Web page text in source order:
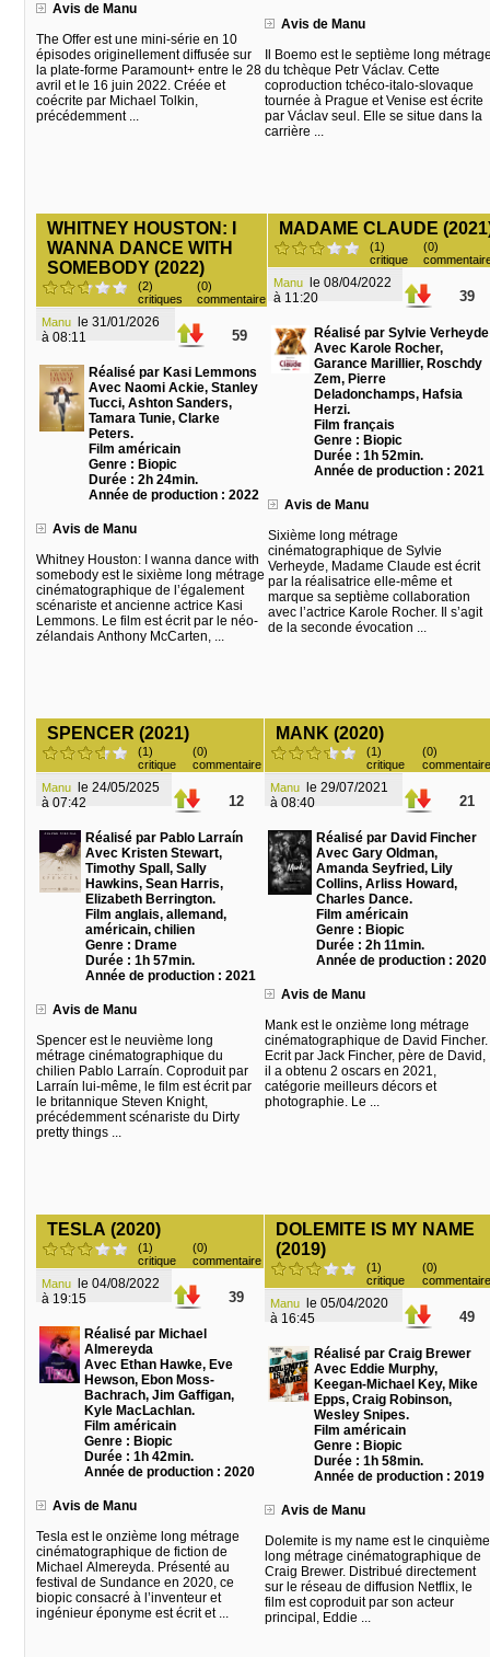
Avis de Manu
The Offer est une mini-série en 10
épisodes originellement diffusée sur
la plate-forme Paramount+ entre le 28
avril et le 16 juin 2022. Créée et
coécrite par Michael Tolkin,
précédemment ...
Avis de Manu
Il Boemo est le septième long
du tchèque Petr Václav. Cette
coproduction tchéco-italo-slovaque
tournée à Prague et Venise est écrite
par Václav seul. Elle se situe dans la
carrière ...
WHITNEY HOUSTON: I
WANNA DANCE WITH
SOMEBODY (2022)
(2)
critiques
(0)
commentaire
Manu
à 08:11
59
Réalisé par Kasi Lemmons
Avec Naomi Ackie, Stanley
Tucci, Ashton Sanders,
Tamara Tunie, Clarke
Peters.
Film américain
Genre : Biopic
Durée : 2h 24min.
Année de production : 2022
Avis de Manu
Whitney Houston: I wanna dance with
somebody est le sixième long métrage
cinématographique de l’également
scénariste et ancienne actrice Kasi
Lemmons. Le film est écrit par le néo-
zélandais Anthony McCarten, ...
MADAME CLAUDE
(1)
critique
(0)
Manu
à 11:20
39
Réalisé par Sylvie Verheyde
Avec Karole Rocher,
Garance Marillier, Roschdy
Zem, Pierre
Deladonchamps, Hafsia
Herzi.
Film français
Genre : Biopic
Durée : 1h 52min.
Année de production : 2021
Avis de Manu
Sixième long métrage
cinématographique de Sylvie
Verheyde, Madame Claude est écrit
par la réalisatrice elle-même et
marque sa septième collaboration
avec l’actrice Karole Rocher. Il s’agit
de la seconde évocation ...
SPENCER (2021)
(1)
critique
(0)
commentaire
Manu
à 07:42
12
Réalisé par Pablo Larraín
Avec Kristen Stewart,
Timothy Spall, Sally
Hawkins, Sean Harris,
Elizabeth Berrington.
Film anglais, allemand,
américain, chilien
Genre : Drame
Durée : 1h 57min.
Année de production : 2021
Avis de Manu
Spencer est le neuvième long
métrage cinématographique du
chilien Pablo Larraín. Coproduit par
Larraín lui-même, le film est écrit par
le britannique Steven Knight,
précédemment scénariste du Dirty
pretty things ...
MANK (2020)
(1)
critique
(0)
commentaire
Manu
à 08:40
21
Réalisé par David Fincher
Avec Gary Oldman,
Amanda Seyfried, Lily
Collins, Arliss Howard,
Charles Dance.
Film américain
Genre : Biopic
Durée : 2h 11min.
Année de production : 2020
Avis de Manu
Mank est le onzième long métrage
cinématographique de David Fincher.
Ecrit par Jack Fincher, père de David,
il a obtenu 2 oscars en 2021,
catégorie meilleurs décors et
photographie. Le ...
TESLA (2020)
(1)
critique
(0)
commentaire
Manu
à 19:15
39
Réalisé par Michael
Almereyda
Avec Ethan Hawke, Eve
Hewson, Ebon Moss-
Bachrach, Jim Gaffigan,
Kyle MacLachlan.
Film américain
Genre : Biopic
Durée : 1h 42min.
Année de production : 2020
Avis de Manu
Tesla est le onzième long métrage
cinématographique de fiction de
Michael Almereyda. Présenté au
festival de Sundance en 2020, ce
biopic consacré à l’inventeur et
ingénieur éponyme est écrit et ...
DOLEMITE IS MY NAME
(2019)
(1)
critique
(0)
commentaire
Manu
à 16:45
49
Réalisé par Craig Brewer
Avec Eddie Murphy,
Keegan-Michael Key, Mike
Epps, Craig Robinson,
Wesley Snipes.
Film américain
Genre : Biopic
Durée : 1h 58min.
Année de production : 2019
Avis de Manu
Dolemite is my name est le cinquième
long métrage cinématographique de
Craig Brewer. Distribué directement
sur le réseau de diffusion Netflix, le
film est coproduit par son acteur
principal, Eddie ...